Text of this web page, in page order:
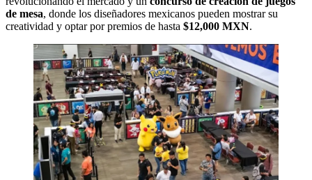
de mesa, donde los diseñadores mexicanos pueden mostrar su
creatividad y optar por premios de hasta $12,000 MXN.